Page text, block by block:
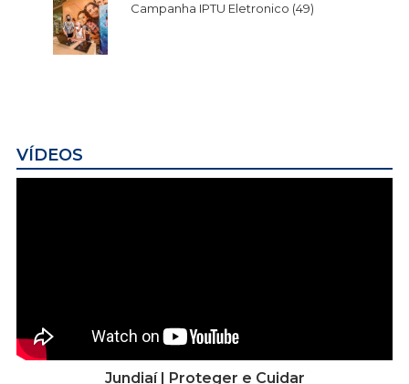
Campanha IPTU Eletronico (49)
VÍDEOS
Jundiaí | Proteger e Cuidar